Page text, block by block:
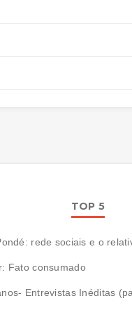
TOP 5
rede sociais e o
Fato consumado
Entrevistas Inéditas